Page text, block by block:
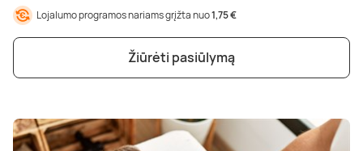
Lojalumo programos nariams grįžta nuo1,75 €
Žiūrėti pasiūlymą